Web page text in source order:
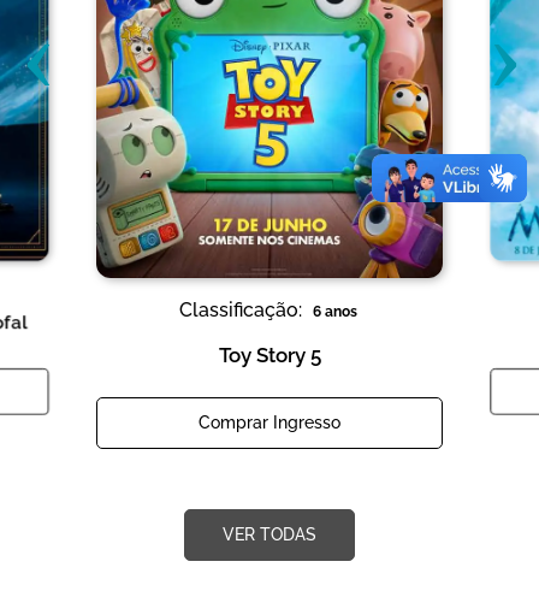
Classificação: 6 anos
Toy Story 5
Comprar Ingresso
‹ ›
VER TODAS